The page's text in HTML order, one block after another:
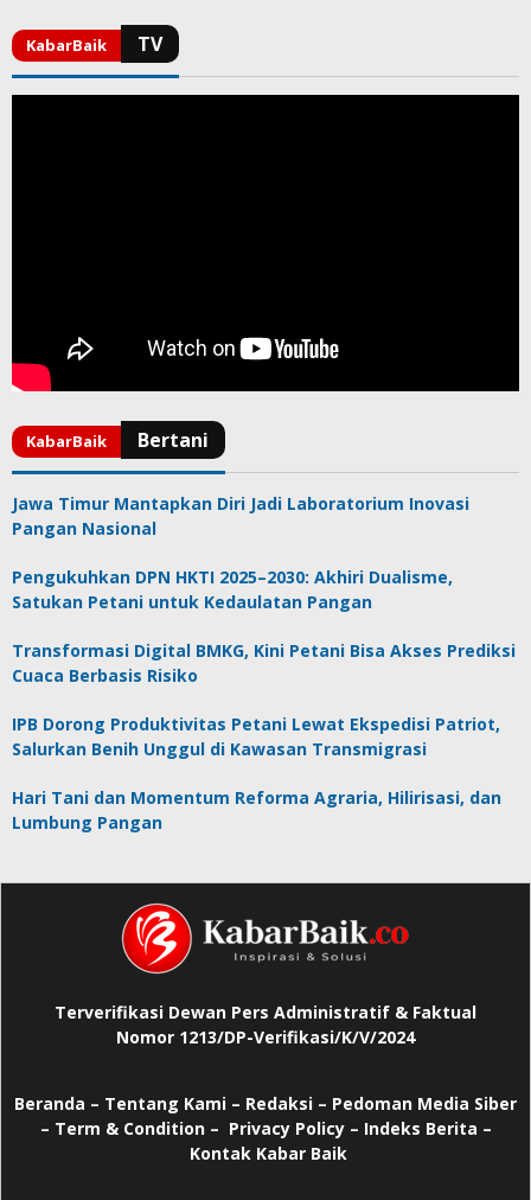
Jawa Timur Mantapkan Diri Jadi Laboratorium Inovasi
Pangan Nasional
Pengukuhkan DPN HKTI 2025–2030: Akhiri Dualisme,
Satukan Petani untuk Kedaulatan Pangan
Transformasi Digital BMKG, Kini Petani Bisa Akses Prediksi
Cuaca Berbasis Risiko
IPB Dorong Produktivitas Petani Lewat Ekspedisi Patriot,
Salurkan Benih Unggul di Kawasan Transmigrasi
Hari Tani dan Momentum Reforma Agraria, Hilirisasi, dan
Lumbung Pangan
Terverifikasi Dewan Pers Administratif & Faktual
Nomor 1213/DP-Verifikasi/K/V/2024
Beranda – Tentang Kami – Redaksi – Pedoman Media Siber
– Term & Condition – Privacy Policy– Indeks Berita –
Kontak Kabar Baik